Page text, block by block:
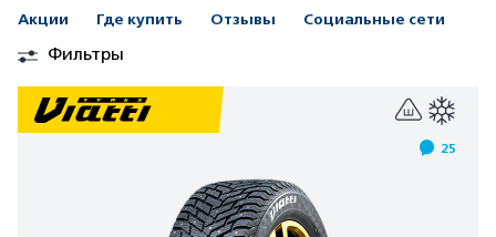
Акции Где купить Отзывы Социальные сети
Фильтры
25